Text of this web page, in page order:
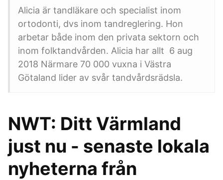
Alicia är tandläkare och specialist inom
ortodonti, dvs inom tandreglering. Hon
arbetar både inom den privata sektorn och
inom folktandvården. Alicia har allt 6 aug
2018 Närmare 70 000 vuxna i Västra
Götaland lider av svår tandvårdsrädsla.
NWT: Ditt Värmland
just nu - senaste lokala
nyheterna från